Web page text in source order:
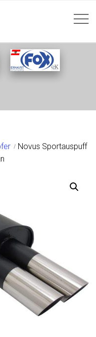
Novus Sportauspuff